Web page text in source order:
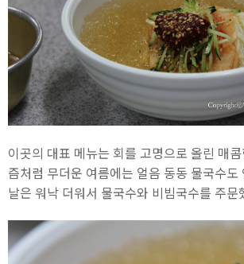
이곳의 대표 메뉴는 회를 고명으로 올린 매
즘처럼 무더운 여름에는 얼음 동동 물국수도
날은 워낙 더워서 물국수와 비빔국수를 주문